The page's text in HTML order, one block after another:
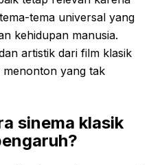
tema universal yang
kehidupan manusia.
artistik dari film klasik
menonton yang tak
sinema klasik